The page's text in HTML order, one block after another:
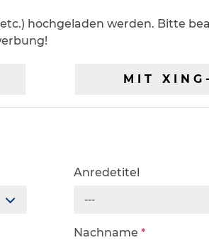
hochgeladen werden. Bitte
MIT
Anredetitel
---
Nachname *